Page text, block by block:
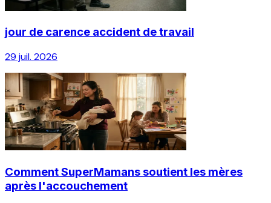
jour de carence accident de travail
29 juil. 2026
Comment SuperMamans soutient les mères
après l'accouchement